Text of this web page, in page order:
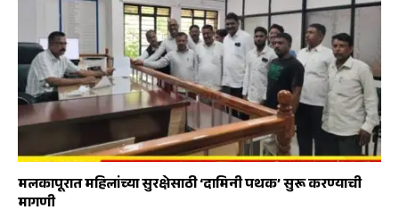
मलकापूरात महिलांच्या सुरक्षेसाठी ‘दामिनी पथक’ सुरू करण्याची
मागणी